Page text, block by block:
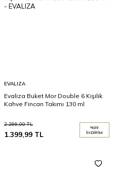
EVALIZA
Evaliza Buket Mor Double 6 Kişilik
Kahve Fincan Takımı 130 ml
2.299,00TL
1.399,99 TL
%39
İNDIRIM